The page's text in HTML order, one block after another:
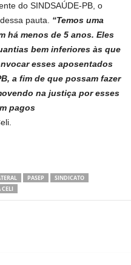
do SINDSAÚDE-PB, o
pauta. “Temos uma
há menos de 5 anos. Eles
bem inferiores às que
esses aposentados
a fim de que possam fazer
na justiça por esses
pagos
PASEP
SINDICATO